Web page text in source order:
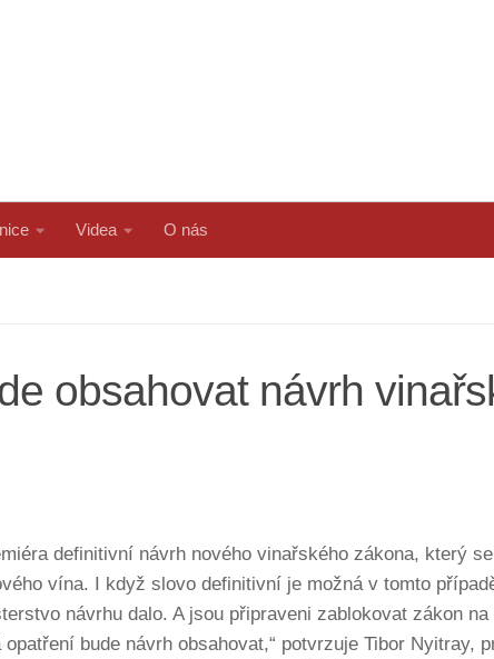
Videa O nás
obsahovat návrh
definitivní návrh nového vinařského zákona, který
vína. I když slovo definitivní je možná v tomto
návrhu dalo. A jsou připraveni zablokovat zákon
bude návrh obsahovat,“ potvrzuje Tibor Nyitray,